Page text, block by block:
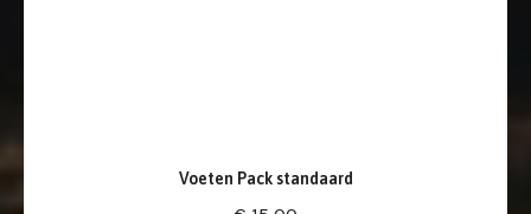
Voeten Pack standaard